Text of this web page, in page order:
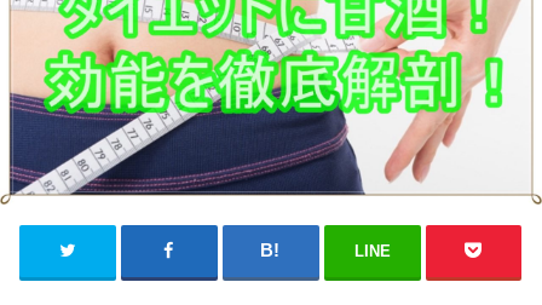
LINE